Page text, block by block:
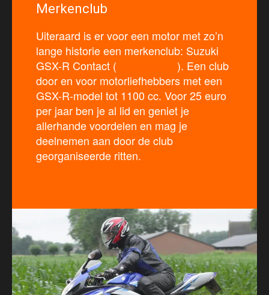
Merkenclub
Uiteraard is er voor een motor met zo’n
lange historie een merkenclub: Suzuki
GSX-R Contact (
). Een club
door en voor motorliefhebbers met een
GSX-R-model tot 1100 cc. Voor 25 euro
per jaar ben je al lid en geniet je
allerhande voordelen en mag je
deelnemen aan door de club
georganiseerde ritten.